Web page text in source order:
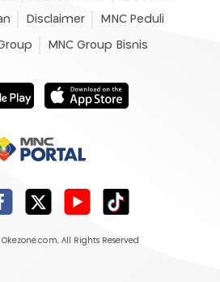
Disclaimer MNC Peduli
MNC Group Bisnis
Okezone.com, All Rights Reserved